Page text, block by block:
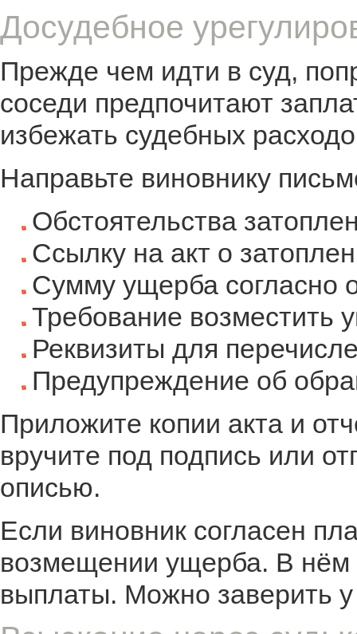
Досудебное
Прежде чем идти в суд,
соседи предпочитают
избежать судебных
Направьте виновнику
Обстоятельства
Ссылку на акт о
Сумму ущерба согласно
Требование возместить
Реквизиты для
Предупреждение об
Приложите копии акта и
вручите под подпись или
описью.
Если виновник согласен
возмещении ущерба. В нём
выплаты. Можно заверить